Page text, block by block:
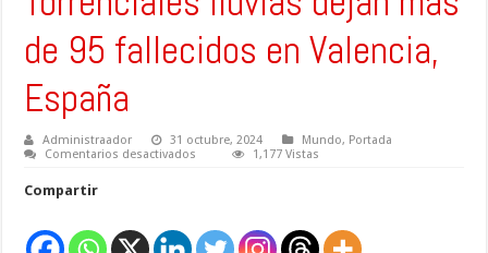
de 95 fallecidos en Valencia,
España
Administraador 31 octubre, 2024 Mundo, Portada
Comentarios desactivados
95
1,177 Vistas
Compartir